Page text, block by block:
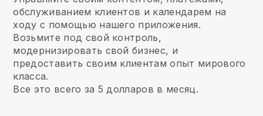
обслуживанием клиентов и календарем на
ходу с помощью нашего приложения.
Возьмите под свой контроль,
модернизировать свой бизнес, и
предоставить своим клиентам опыт мирового
класса.
Все это всего за 5 долларов в месяц.